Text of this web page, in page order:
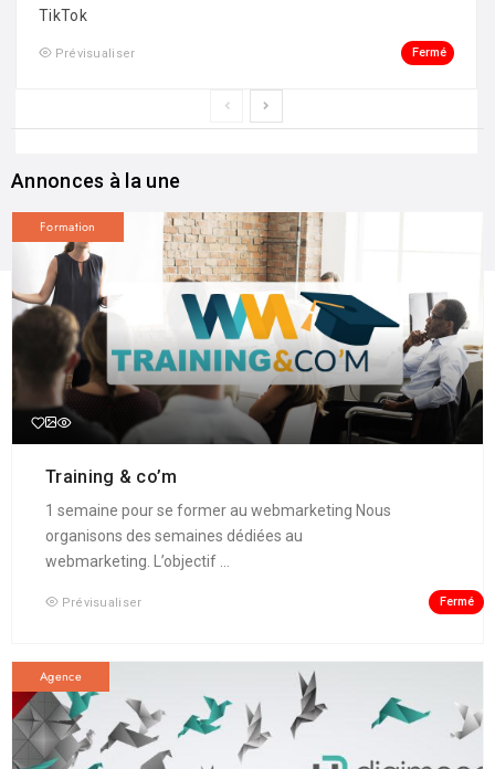
TikTok
Prévisualiser Fermé
Annonces à la une
Formation
Training & co’m
1 semaine pour se former au webmarketing Nous
organisons des semaines dédiées au
webmarketing. L’objectif ...
Prévisualiser Fermé
Agence